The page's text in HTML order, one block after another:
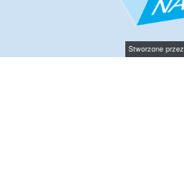
Stworzone przez